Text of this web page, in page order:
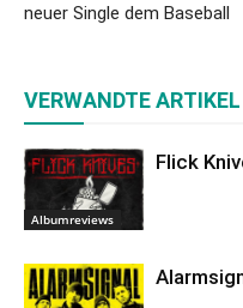
neuer Single dem Baseball
VERWANDTE ARTIKEL
Albumreviews
Flick